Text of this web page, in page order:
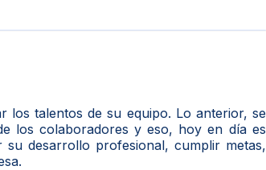
los talentos de su equipo. Lo anterior, se
los colaboradores y eso, hoy en día es
desarrollo profesional, cumplir metas,